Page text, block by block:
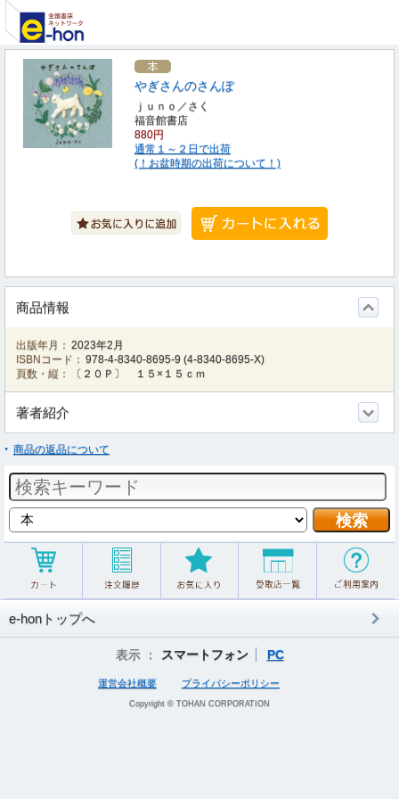
やぎさんのさんぽ
ｊｕｎｏ／さく
福音館書店
880円
通常１～２日で出荷
(！お盆時期の出荷について！)
商品情報
出版年月： 2023年2月
ISBNコード： 978-4-8340-8695-9 (4-8340-8695-X)
頁数・縦：
〔２０Ｐ〕 １５×１５ｃｍ
著者紹介
商品の返品について
e-honトップへ
表示 ： スマートフォン PC
運営会社概要 プライバシーポリシー
Copyright © TOHAN CORPORATION